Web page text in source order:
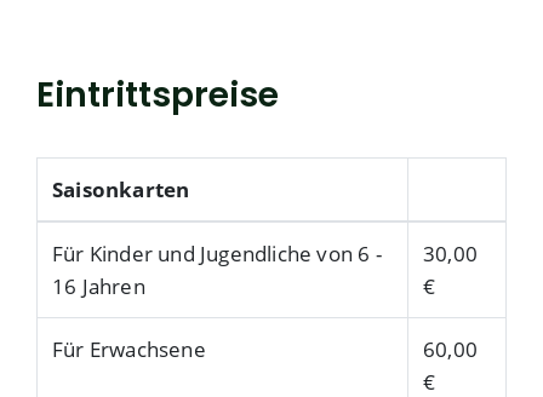
Eintrittspreise
Saisonkarten
Für Kinder und Jugendliche von 6 -
16 Jahren
30,00
€
Für Erwachsene
60,00
€